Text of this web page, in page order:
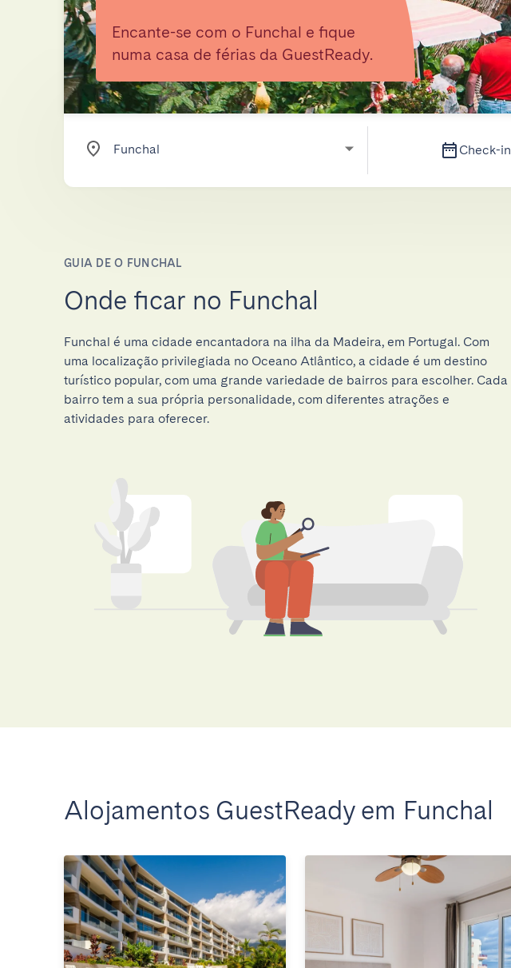
Encante-se com o Funchal e fique
numa casa de férias da GuestReady.
Check-in
GUIA DE O FUNCHAL
Onde ficar no Funchal
Funchal é uma cidade encantadora na ilha da Madeira, em Portugal. Com
uma localização privilegiada no Oceano Atlântico, a cidade é um destino
turístico popular, com uma grande variedade de bairros para escolher. Cada
bairro tem a sua própria personalidade, com diferentes atrações e
atividades para oferecer.
Alojamentos GuestReady em Funchal